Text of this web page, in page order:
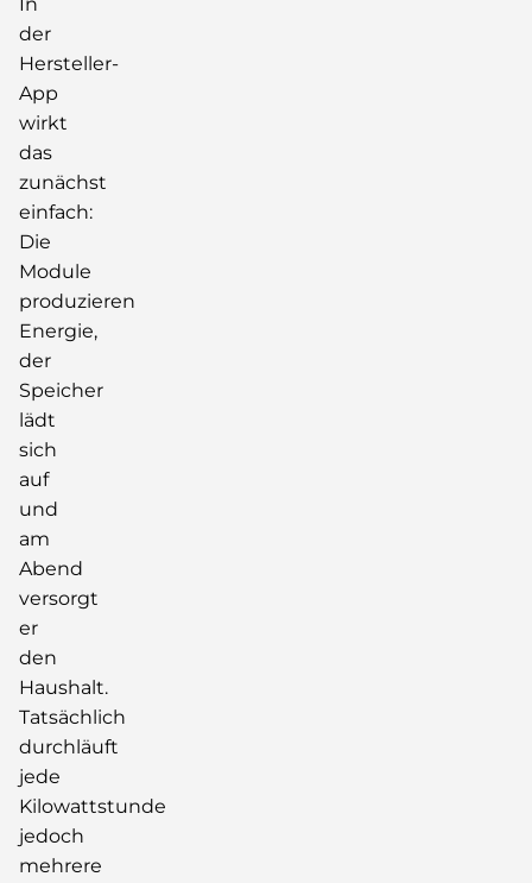
der
Hersteller-
App
wirkt
das
zunächst
einfach:
Die
Module
produzieren
Energie,
der
Speicher
lädt
sich
auf
und
am
Abend
versorgt
er
den
Haushalt.
Tatsächlich
durchläuft
jede
Kilowattstunde
jedoch
mehrere